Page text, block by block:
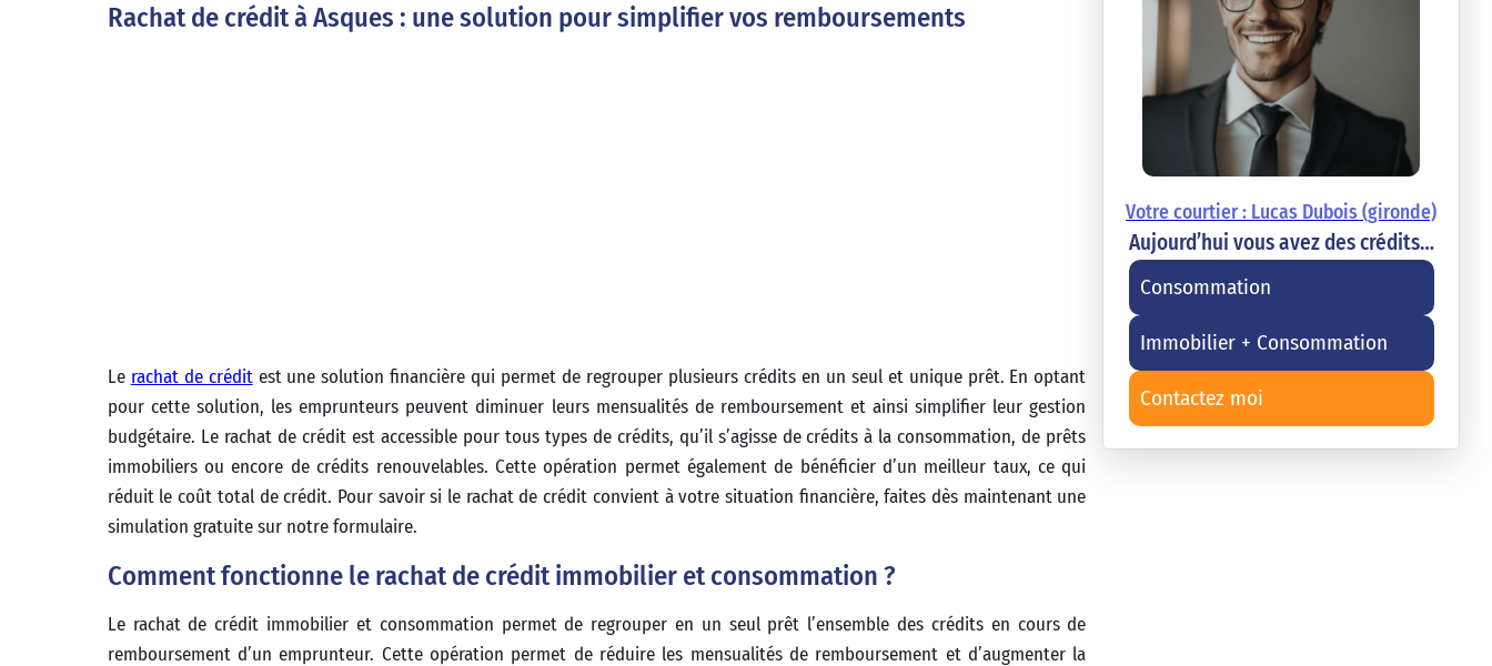
Votre courtier : Lucas Dubois (gironde)
Aujourd’hui vous avez des crédits…
Consommation
Immobilier + Consommation
Contactez moi
Rachat de crédit à Asques : une solution pour simplifier vos remboursements
Le rachat de créditest une solution financière qui permet de regrouper plusieurs crédits en un seul et unique prêt. En optant
pour cette solution, les emprunteurs peuvent diminuer leurs mensualités de remboursement et ainsi simplifier leur gestion
budgétaire. Le rachat de crédit est accessible pour tous types de crédits, qu’il s’agisse de crédits à la consommation, de prêts
immobiliers ou encore de crédits renouvelables. Cette opération permet également de bénéficier d’un meilleur taux, ce qui
réduit le coût total de crédit. Pour savoir si le rachat de crédit convient à votre situation financière, faites dès maintenant une
simulation gratuite sur notre formulaire.
Comment fonctionne le rachat de crédit immobilier et consommation ?
Le rachat de crédit immobilier et consommation permet de regrouper en un seul prêt l’ensemble des crédits en cours de
remboursement d’un emprunteur. Cette opération permet de réduire les mensualités de remboursement et d’augmenter la